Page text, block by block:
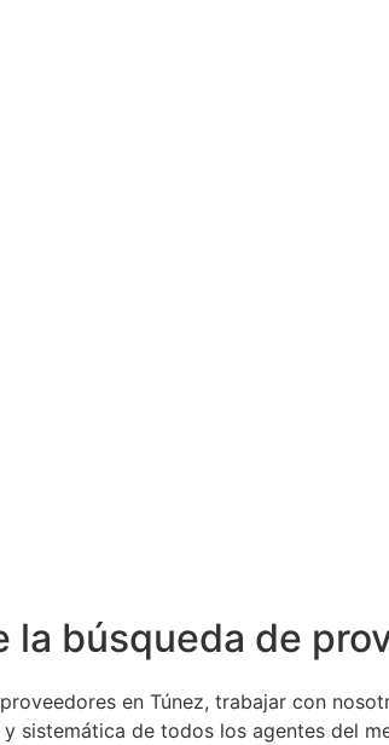
la búsqueda de
en Túnez, trabajar con
sistemática de todos los agentes del